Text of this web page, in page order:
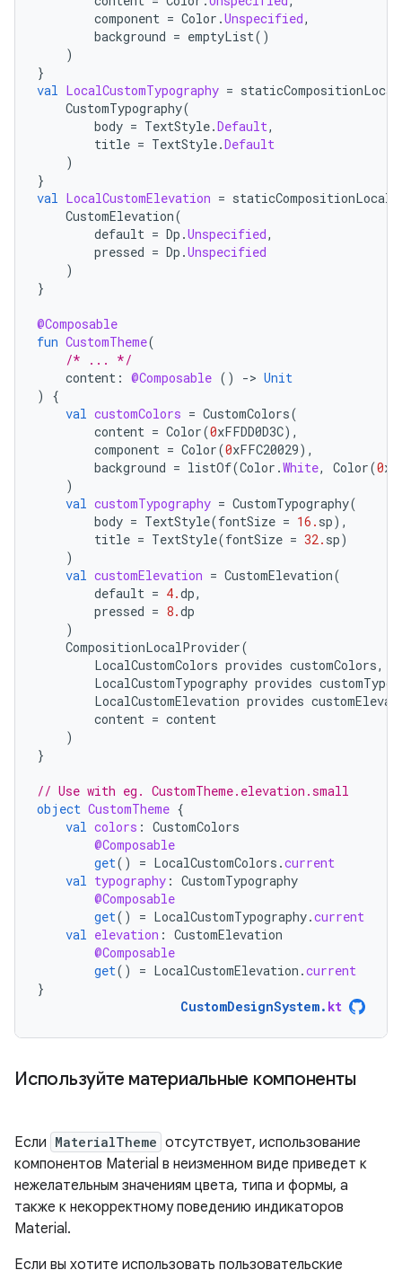
component = Color .Unspecified,
background = emptyList()
)
}
val LocalCustomTypography =
CustomTypography(
body = TextStyle.Default,
title = TextStyle.Default
)
}
val LocalCustomElevation =
CustomElevation(
default = Dp .Unspecified,
pressed = Dp .Unspecified
)
}
@Composable
fun CustomTheme(
/* ... */
content : @Composable () -> Unit
)
{
val customColors = CustomColors(
content = Color(0xFFDD0D3C),
component = Color(0xFFC20029),
background = listOf(Color .White, Color(0
)
val customTypography = CustomTypography(
body = TextStyle(fontSize = 16. sp),
title = TextStyle(fontSize = 32. sp)
)
val customElevation = CustomElevation(
default = 4.dp,
pressed = 8.dp
)
CompositionLocalProvider(
LocalCustomColors provides customColors,
LocalCustomTypography provides
LocalCustomElevation provides
content = content
)
}
// Use with eg. CustomTheme.elevation.small
object CustomTheme {
val colors : CustomColors
@Composable
get() = LocalCustomColors .current
val typography : CustomTypography
@Composable
get() = LocalCustomTypography.current
val elevation : CustomElevation
@Composable
get() = LocalCustomElevation .current
}
CustomDesignSystem. kt
Используйте материальные компоненты
Если MaterialTheme отсутствует, использование
компонентов Material в неизменном виде приведет к
нежелательным значениям цвета, типа и формы, а
также к некорректному поведению индикаторов
Material.
Если вы хотите использовать пользовательские